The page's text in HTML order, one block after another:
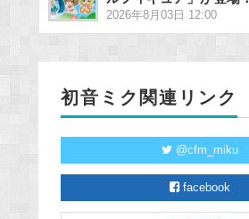
2026年8月03日 12:00
初音ミク関連リンク
@cfm_miku
facebook